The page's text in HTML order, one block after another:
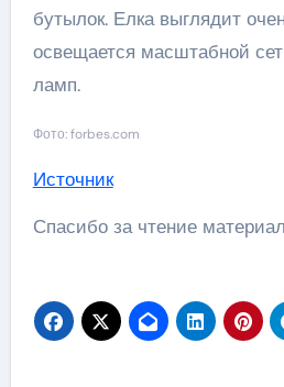
бутылок. Елка выглядит
освещается масштабной
ламп.
Фото: forbes.com
Источник
Спасибо за чтение